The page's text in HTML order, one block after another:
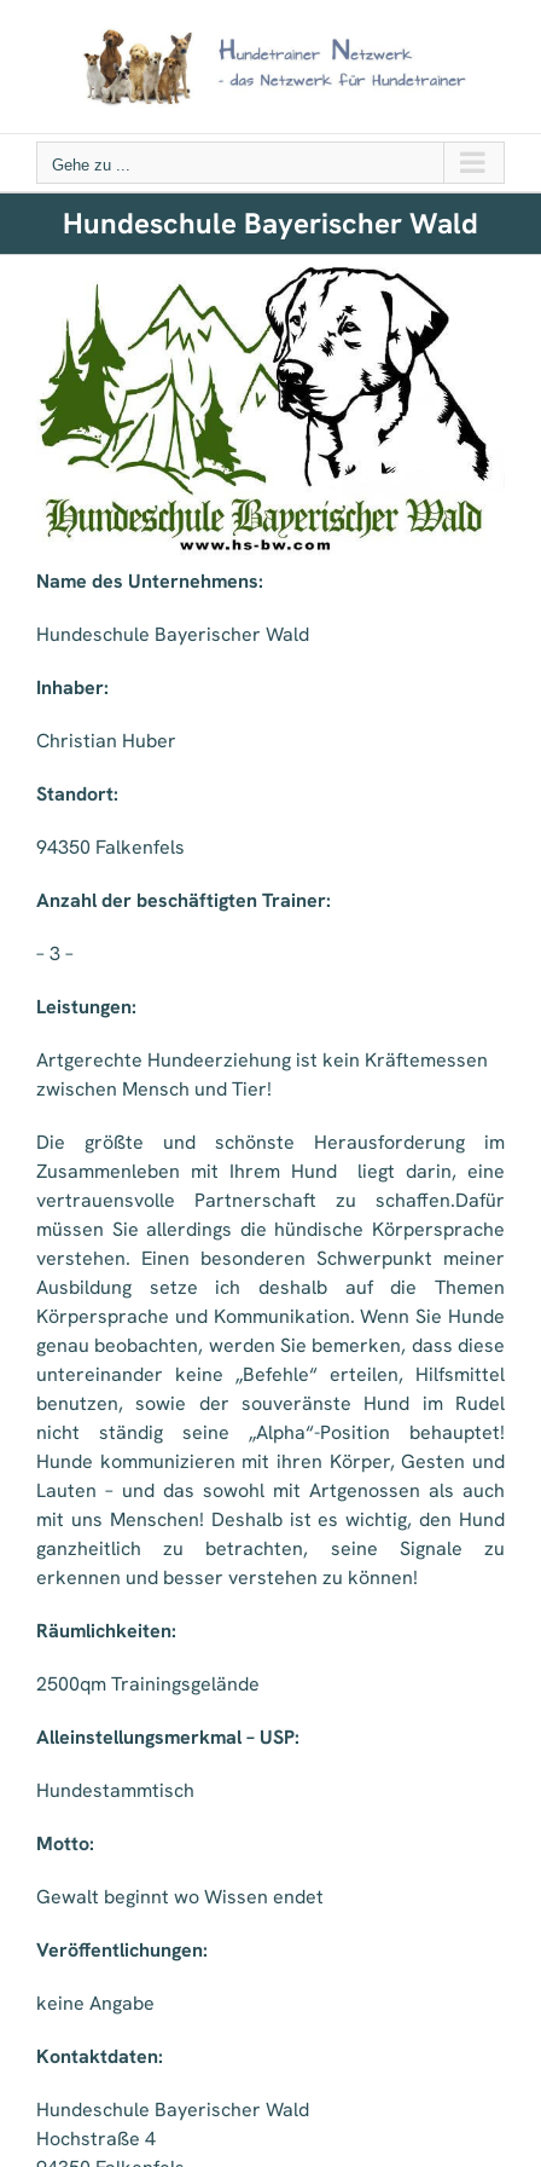
Gehe zu ...
Hundeschule Bayerischer Wald
Name des Unternehmens:
Hundeschule Bayerischer Wald
Inhaber:
Christian Huber
Standort:
94350 Falkenfels
Anzahl der beschäftigten Trainer:
– 3 –
Leistungen:
Artgerechte Hundeerziehung ist kein Kräftemessen
zwischen Mensch und Tier!
Die größte und schönste Herausforderung im
Zusammenleben mit Ihrem Hund liegt darin, eine
vertrauensvolle Partnerschaft zu schaffen.Dafür
müssen Sie allerdings die hündische Körpersprache
verstehen. Einen besonderen Schwerpunkt meiner
Ausbildung setze ich deshalb auf die Themen
Körpersprache und Kommunikation. Wenn Sie Hunde
genau beobachten, werden Sie bemerken, dass diese
untereinander keine „Befehle“ erteilen, Hilfsmittel
benutzen, sowie der souveränste Hund im Rudel
nicht ständig seine „Alpha“-Position behauptet!
Hunde kommunizieren mit ihren Körper, Gesten und
Lauten – und das sowohl mit Artgenossen als auch
mit uns Menschen! Deshalb ist es wichtig, den Hund
ganzheitlich zu betrachten, seine Signale zu
erkennen und besser verstehen zu können!
Räumlichkeiten:
2500qm Trainingsgelände
Alleinstellungsmerkmal – USP:
Hundestammtisch
Motto:
Gewalt beginnt wo Wissen endet
Veröffentlichungen:
keine Angabe
Kontaktdaten:
Hundeschule Bayerischer Wald
Hochstraße 4